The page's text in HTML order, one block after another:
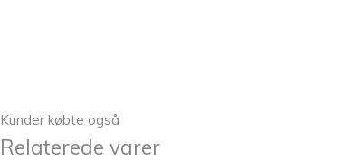
Kunder købte også
Relaterede varer